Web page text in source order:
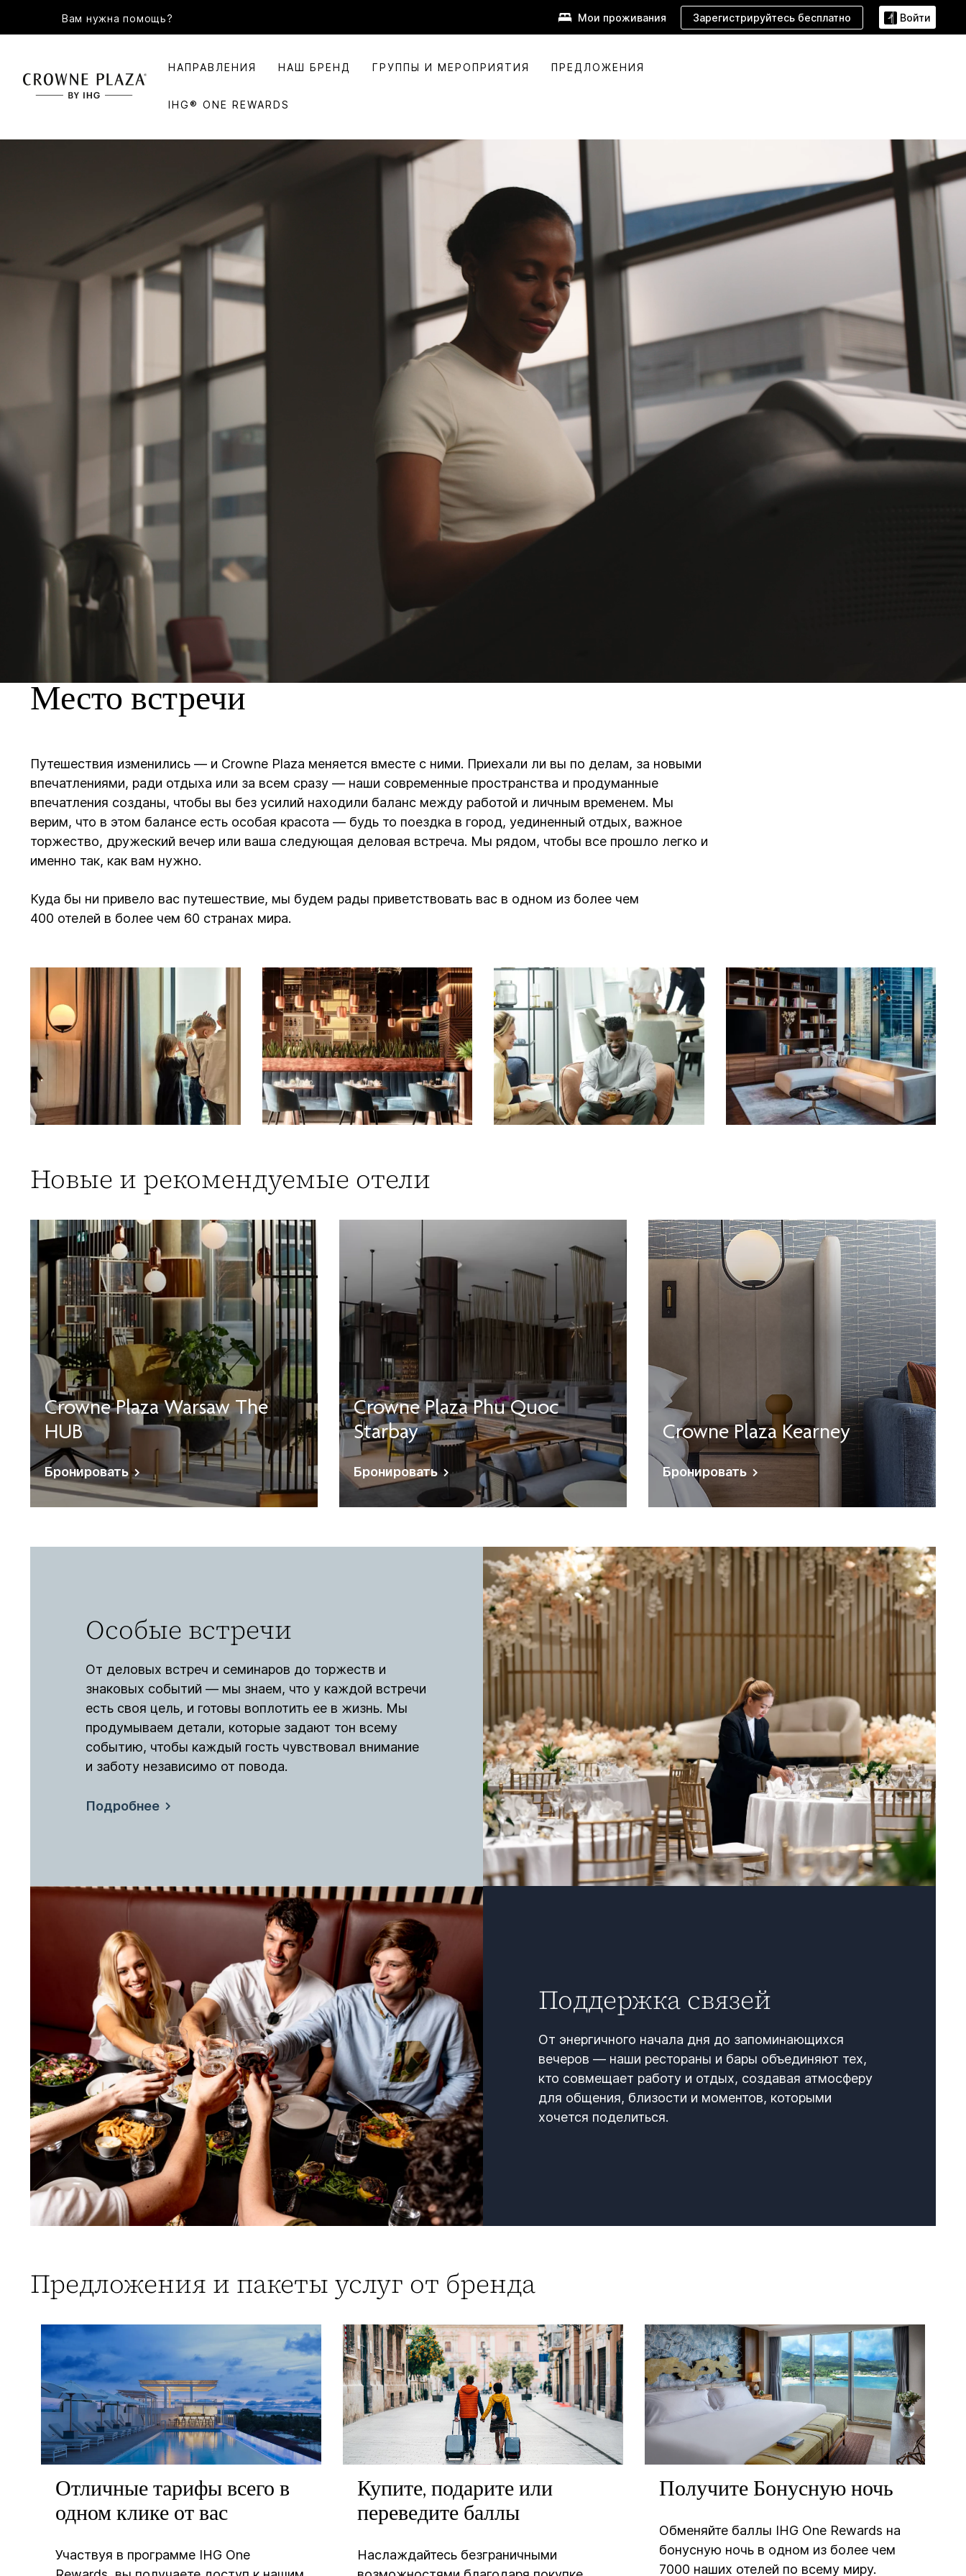
Вам нужна помощь? Мои проживания Зарегистрируйтесь бесплатно Войти
НАПРАВЛЕНИЯ НАШ БРЕНД ГРУППЫ И МЕРОПРИЯТИЯ ПРЕДЛОЖЕНИЯ
IHG® ONE REWARDS
Место встречи
Путешествия изменились — и Crowne Plaza меняется вместе с ними. Приехали ли вы по делам, за новыми
впечатлениями, ради отдыха или за всем сразу — наши современные пространства и продуманные
впечатления созданы, чтобы вы без усилий находили баланс между работой и личным временем. ​​Мы
верим, что в этом балансе есть особая красота — будь то поездка в город, уединенный отдых, важное
торжество, дружеский вечер или ваша следующая деловая встреча. Мы рядом, чтобы все прошло легко и
именно так, как вам нужно.
Куда бы ни привело вас путешествие, мы будем рады приветствовать вас в одном из более чем
400 отелей в более чем 60 странах мира.
Новые и рекомендуемые отели
Crowne Plaza Warsaw The
HUB
Бронировать
Crowne Plaza Phu Quoc
Starbay
Бронировать
Crowne Plaza Kearney
Бронировать
Особые встречи
От деловых встреч и семинаров до торжеств и
знаковых событий — мы знаем, что у каждой встречи
есть своя цель, и готовы воплотить ее в жизнь. Мы
продумываем детали, которые задают тон всему
событию, чтобы каждый гость чувствовал внимание
и заботу независимо от повода.
Подробнее
Поддержка связей
От энергичного начала дня до запоминающихся
вечеров — наши рестораны и бары объединяют тех,
кто совмещает работу и отдых, создавая атмосферу
для общения, близости и моментов, которыми
хочется поделиться.​
Предложения и пакеты услуг от бренда
Отличные тарифы всего в
одном клике от вас
Участвуя в программе IHG One
Купите, подарите или
переведите баллы
Наслаждайтесь безграничными
Получите Бонусную ночь
Обменяйте баллы IHG One Rewards на
бонусную ночь в одном из более чем
7000 наших отелей по всему миру.